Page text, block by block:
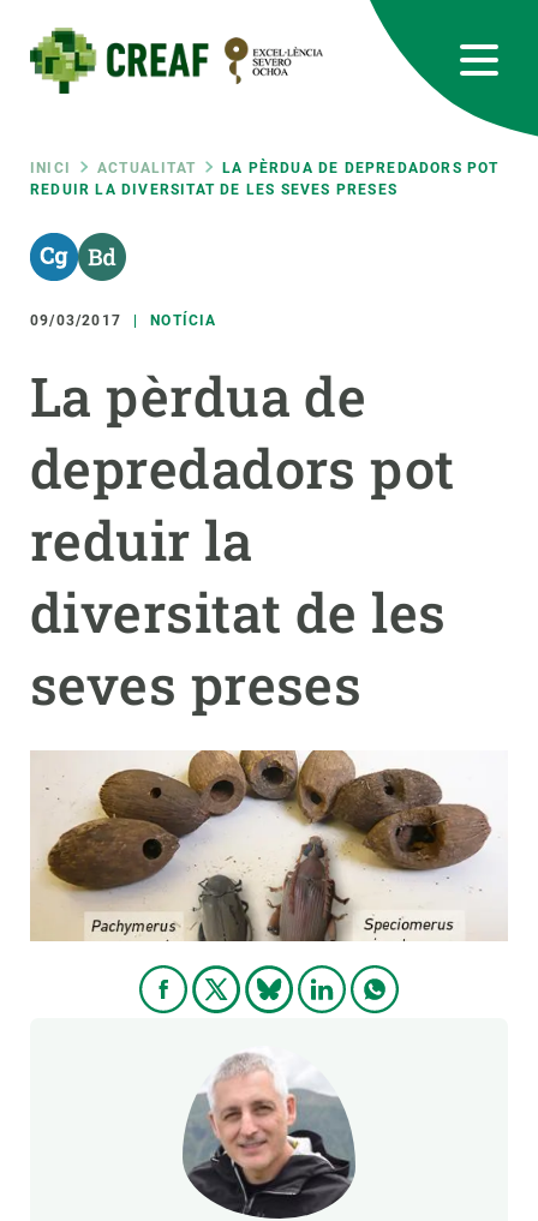
contingut
Fil
d'ariadna
INICI ACTUALITAT
LA PÈRDUA DE DEPREDADORS POT
REDUIR LA DIVERSITAT DE LES SEVES PRESES
09/03/2017 NOTÍCIA
La pèrdua de
depredadors pot
reduir la
diversitat de les
seves preses
RRSS
Featured
responsive
INTRANET
Responsive
menu
RECERCA
CIÈNCIA EN ACCIÓ
UNEIX-TE A NOSALTRES
PARTICIPA